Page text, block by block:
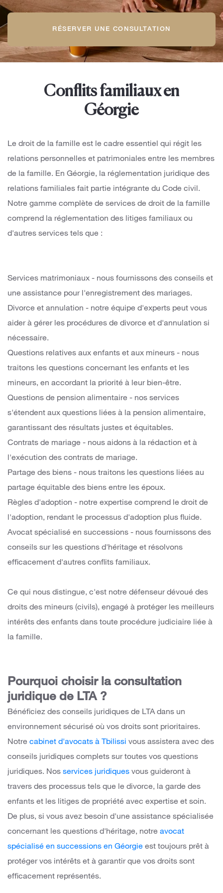
RÉSERVER UNE CONSULTATION
Conflits familiaux en
Géorgie
Le droit de la famille est le cadre essentiel qui régit les
relations personnelles et patrimoniales entre les membres
de la famille. En Géorgie, la réglementation juridique des
relations familiales fait partie intégrante du Code civil.
Notre gamme complète de services de droit de la famille
comprend la réglementation des litiges familiaux ou
d'autres services tels que :
Services matrimoniaux - nous fournissons des conseils et
une assistance pour l'enregistrement des mariages.
Divorce et annulation - notre équipe d'experts peut vous
aider à gérer les procédures de divorce et d'annulation si
nécessaire.
Questions relatives aux enfants et aux mineurs - nous
traitons les questions concernant les enfants et les
mineurs, en accordant la priorité à leur bien-être.
Questions de pension alimentaire - nos services
s'étendent aux questions liées à la pension alimentaire,
garantissant des résultats justes et équitables.
Contrats de mariage - nous aidons à la rédaction et à
l'exécution des contrats de mariage.
Partage des biens - nous traitons les questions liées au
partage équitable des biens entre les époux.
Règles d'adoption - notre expertise comprend le droit de
l'adoption, rendant le processus d'adoption plus fluide.
Avocat spécialisé en successions - nous fournissons des
conseils sur les questions d'héritage et résolvons
efficacement d'autres conflits familiaux.
Ce qui nous distingue, c'est notre défenseur dévoué des
droits des mineurs (civils), engagé à protéger les meilleurs
intérêts des enfants dans toute procédure judiciaire liée à
la famille.
Pourquoi choisir la consultation
juridique de LTA ?
Bénéficiez des conseils juridiques de LTA dans un
environnement sécurisé où vos droits sont prioritaires.
Notre cabinet d'avocats à Tbilissi vous assistera avec des
conseils juridiques complets sur toutes vos questions
juridiques. Nos services juridiques vous guideront à
travers des processus tels que le divorce, la garde des
enfants et les litiges de propriété avec expertise et soin.
De plus, si vous avez besoin d'une assistance spécialisée
concernant les questions d'héritage, notre avocat
spécialisé en successions en Géorgie est toujours prêt à
protéger vos intérêts et à garantir que vos droits sont
efficacement représentés.